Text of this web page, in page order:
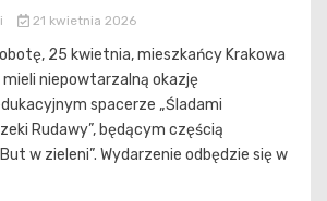
21 kwietnia 2026
25 kwietnia, mieszkańcy Krakowa
niepowtarzalną okazję
spacerze „Śladami
Rudawy”, będącym częścią
w zieleni”. Wydarzenie odbędzie się w